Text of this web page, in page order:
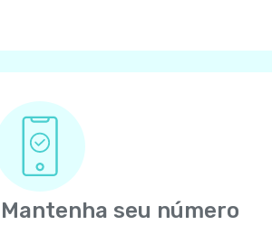
Mantenha seu número